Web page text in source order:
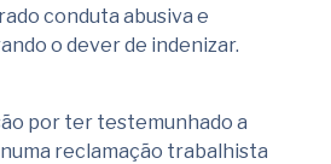
conduta abusiva e
o dever de indenizar.
por ter testemunhado a
reclamação trabalhista